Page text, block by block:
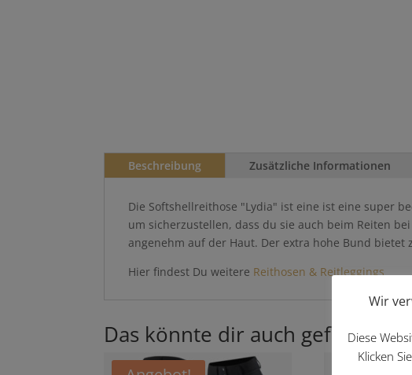
Beschreibung Zusätzliche Informationen
Die Softshellreithose "Lydia" ist eine ist eine super
um sicherzustellen, dass du sie auch beim Reiten
angenehm auf der Haut. Der extra hohe Bund bietet
Hier findest Du weitere Reithosen & Reitleggings
Das könnte dir auch gefallen …
Wir
Diese
Klicken